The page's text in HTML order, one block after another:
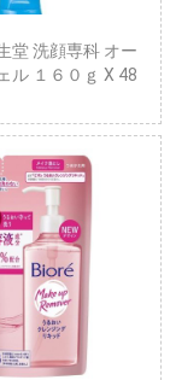
堂 洗顔専科 オー
ル １６０ｇ X 48